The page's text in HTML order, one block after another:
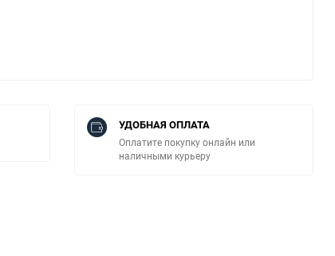
УДОБНАЯ ОПЛАТА
Оплатите покупку онлайн или
наличными курьеру